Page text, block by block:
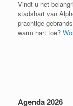
Vindt u het
stadshart van
prachtige
warm hart toe?
Agenda 2026